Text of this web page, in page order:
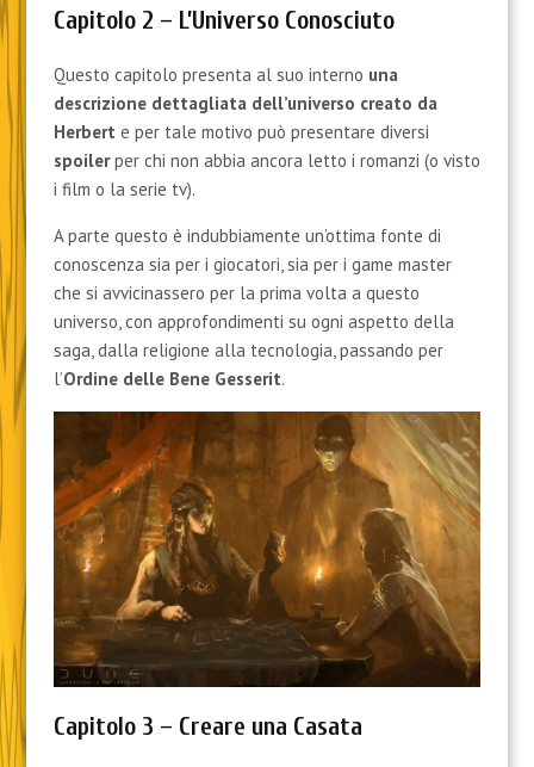
Capitolo 2 – L’Universo Conosciuto
Questo capitolo presenta al suo interno una
descrizione dettagliata dell’universo creato da
Herbert e per tale motivo può presentare diversi
spoilerper chi non abbia ancora letto i romanzi (o visto
i film o la serie tv).
A parte questo è indubbiamente un’ottima fonte di
conoscenza sia per i giocatori, sia per i game master
che si avvicinassero per la prima volta a questo
universo, con approfondimenti su ogni aspetto della
saga, dalla religione alla tecnologia, passando per
l’Ordine delle Bene Gesserit.
Capitolo 3 – Creare una Casata